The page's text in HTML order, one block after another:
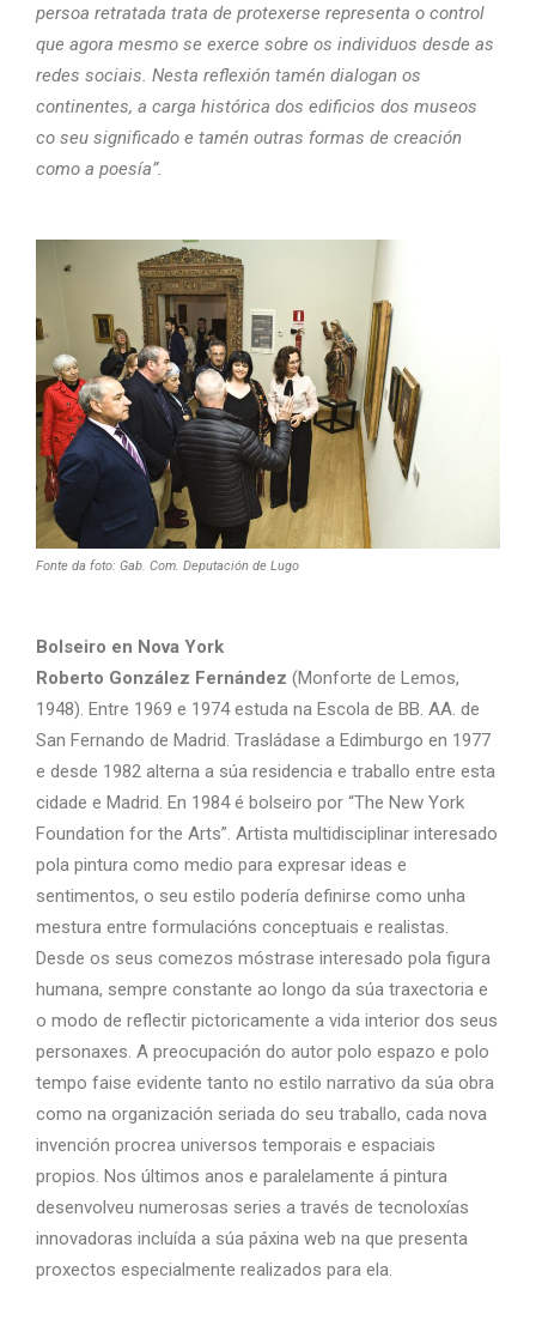
persoa retratada trata de protexerse representa o control
que agora mesmo se exerce sobre os individuos desde as
redes sociais. Nesta reflexión tamén dialogan os
continentes, a carga histórica dos edificios dos museos
co seu significado e tamén outras formas de creación
como a poesía”.
Fonte da foto: Gab. Com. Deputación de Lugo
Bolseiro en Nova York
Roberto González Fernández (Monforte de Lemos,
1948). Entre 1969 e 1974 estuda na Escola de BB. AA. de
San Fernando de Madrid. Trasládase a Edimburgo en 1977
e desde 1982 alterna a súa residencia e traballo entre esta
cidade e Madrid. En 1984 é bolseiro por “The New York
Foundation for the Arts”. Artista multidisciplinar interesado
pola pintura como medio para expresar ideas e
sentimentos, o seu estilo podería definirse como unha
mestura entre formulacións conceptuais e realistas.
Desde os seus comezos móstrase interesado pola figura
humana, sempre constante ao longo da súa traxectoria e
o modo de reflectir pictoricamente a vida interior dos seus
personaxes. A preocupación do autor polo espazo e polo
tempo faise evidente tanto no estilo narrativo da súa obra
como na organización seriada do seu traballo, cada nova
invención procrea universos temporais e espaciais
propios. Nos últimos anos e paralelamente á pintura
desenvolveu numerosas series a través de tecnoloxías
innovadoras incluída a súa páxina web na que presenta
proxectos especialmente realizados para ela.